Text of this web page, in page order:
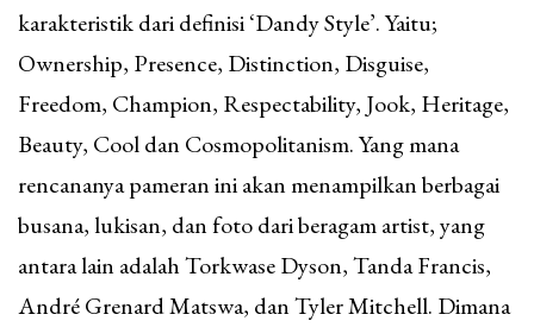
karakteristik dari definisi ‘Dandy Style’. Yaitu;
Ownership, Presence, Distinction, Disguise,
Freedom, Champion, Respectability, Jook, Heritage,
Beauty, Cool dan Cosmopolitanism. Yang mana
rencananya pameran ini akan menampilkan berbagai
busana, lukisan, dan foto dari beragam artist, yang
antara lain adalah Torkwase Dyson, Tanda Francis,
André Grenard Matswa, dan Tyler Mitchell. Dimana